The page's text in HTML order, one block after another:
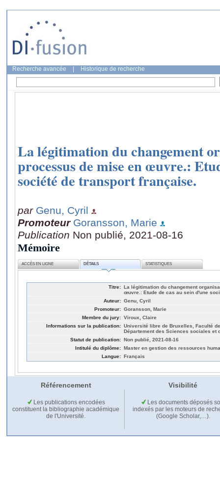
Recherche avancée Historique de recherche
La légitimation du changement
processus de mise en œuvre.:
société de transport française.
par Genu, Cyril
Promoteur Goransson, Marie
Publication Non publié, 2021-08-16
Mémoire
ACCÈS EN LIGNE DÉTAILS STATISTIQUES
Titre: La légitimation du changement
œuvre.: Etude de cas au sein d'une
Auteur: Genu, Cyril
Promoteur: Goransson, Marie
Membre du jury: Viroux, Claire
Informations sur la publication: Université libre de Bruxelles, Faculté
Département des Sciences sociales et
Statut de publication: Non publié, 2021-08-16
Intitulé du diplôme: Master en gestion des ressources
Langue: Français
Référencement Visibilité
Les publications encodées
constituent la bibliographie académique
de l'Université.
Les documents déposés
indexés par les moteurs de
(Google Scholar,…).